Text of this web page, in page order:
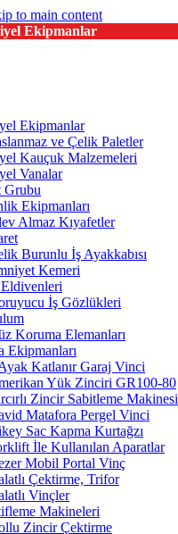
to main content
Ekipmanlar
Ekipmanlar
ve Çelik Paletler
Kauçuk Malzemeleri
Vanalar
Grubu
Ekipmanları
Almaz Kıyafetler
Burunlu İş Ayakkabısı
Kemeri
İş Gözlükleri
Koruma Elemanları
Ekipmanları
Katlanır Garaj Vinci
Yük Zinciri GR100-80
Zincir Sabitleme Makinesi
Matafora Pergel Vinci
Sac Kapma Kurtağzı
İle Kullanılan Aparatlar
Mobil Portal Vinç
Çektirme, Trifor
Vinçler
Makineleri
Zincir Çektirme